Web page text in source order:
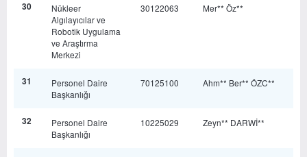
30
Nükleer
Algılayıcılar ve
Robotik Uygulama
ve Araştırma
Merkezi
30122063 Mer** Öz**
31
Personel Daire
Başkanlığı
70125100 Ahm** Ber** ÖZC**
32
Personel Daire
Başkanlığı
10225029 Zeyn** DARWİ**